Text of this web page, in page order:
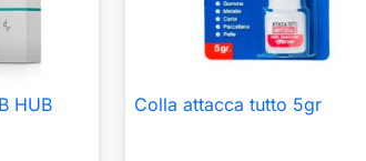
HUB
 Anteprima
Colla attacca tutto 5gr